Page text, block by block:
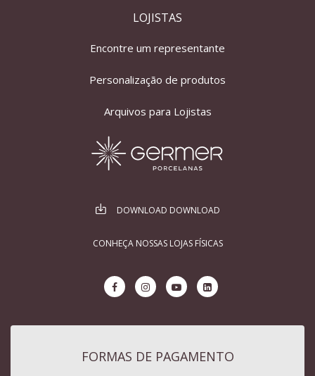
LOJISTAS
Encontre um representante
Personalização de produtos
Arquivos para Lojistas
DOWNLOAD DOWNLOAD
CONHEÇA NOSSAS LOJAS FÍSICAS
FORMAS DE PAGAMENTO